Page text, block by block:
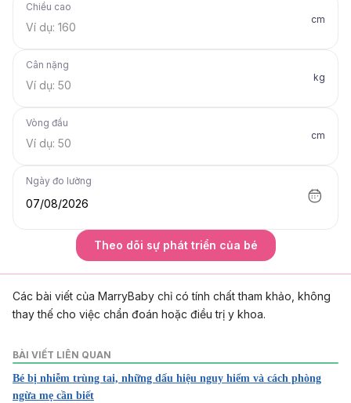
Chiều cao
cm
Cân nặng
kg
Vòng đầu
cm
Ngày đo lường
07/08/2026
Theo dõi sự phát triển của bé
Các bài viết của MarryBaby chỉ có tính chất tham khảo, không
thay thế cho việc chẩn đoán hoặc điều trị y khoa.
BÀI VIẾT LIÊN QUAN
Bé bị nhiễm trùng tai, những dấu hiệu nguy hiểm và cách phòng
ngừa mẹ cần biết